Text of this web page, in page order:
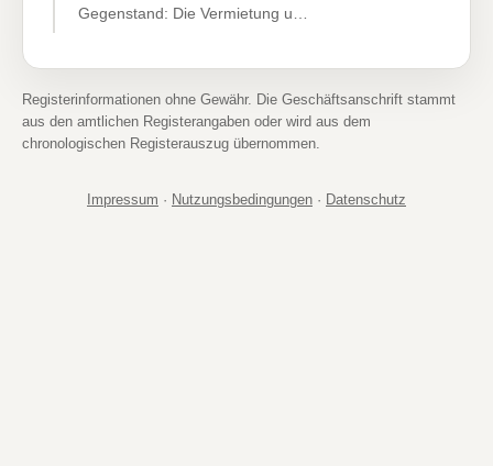
Gegenstand: Die Vermietung u…
Registerinformationen ohne Gewähr. Die Geschäftsanschrift stammt
aus den amtlichen Registerangaben oder wird aus dem
chronologischen Registerauszug übernommen.
Impressum · Nutzungsbedingungen · Datenschutz